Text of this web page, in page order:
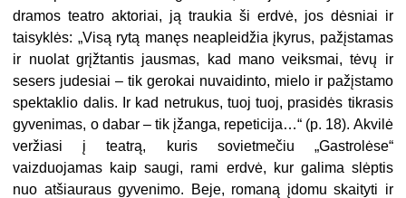
dramos teatro aktoriai, ją traukia ši erdvė, jos dėsniai ir
taisyklės: „Visą rytą manęs neapleidžia įkyrus, pažįstamas
ir nuolat grįžtantis jausmas, kad mano veiksmai, tėvų ir
sesers judesiai – tik gerokai nuvaidinto, mielo ir pažįstamo
spektaklio dalis. Ir kad netrukus, tuoj tuoj, prasidės tikrasis
gyvenimas, o dabar – tik įžanga, repeticija…“ (p. 18). Akvilė
veržiasi į teatrą, kuris sovietmečiu „Gastrolėse“
vaizduojamas kaip saugi, rami erdvė, kur galima slėptis
nuo atšiauraus gyvenimo. Beje, romaną įdomu skaityti ir